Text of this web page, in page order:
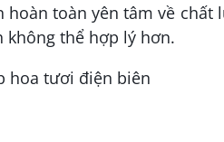
toàn yên tâm về chất
không thể hợp lý hơn.